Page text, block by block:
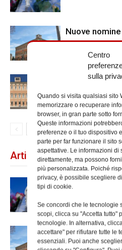
Centro
sulla
Quando si visita qualsiasi sito
memorizzare o recuperare
browser, in gran parte sotto
Queste informazioni
preferenze o il tuo dispositivo
parte per far funzionare il sito
aspettative. Le informazioni di
direttamente, ma possono
più personalizzata. Poiché
privacy, è possibile scegliere
tipi di cookie.
Se concordi che le tecnologie
scopi, clicca su "Accetta tutto"
tecnologie. In alternativa,
accettare" per rifiutare tutte le
essenziali. Puoi anche
Nuove
Chiusura
Vicariato di
Articoli recenti
Dal 28 al 31
Nuove nomine